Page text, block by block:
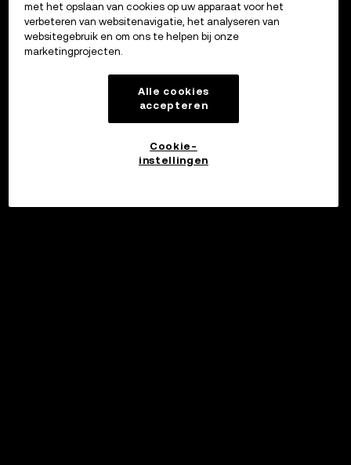
met het opslaan van cookies op uw apparaat voor het
verbeteren van websitenavigatie, het analyseren van
websitegebruik en om ons te helpen bij onze
marketingprojecten.
Alle cookies
accepteren
Cookie-
instellingen